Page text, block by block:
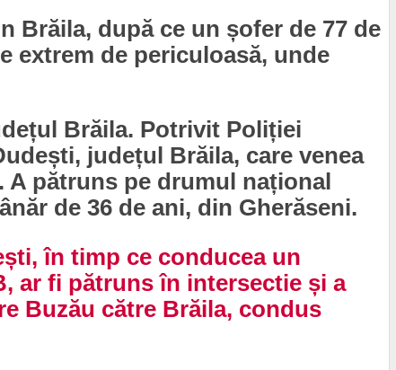
Brăila, după ce un șofer de 77 de
extrem de periculoasă, unde
Brăila. Potrivit Poliției
județul Brăila, care venea
pătruns pe drumul național
de 36 de ani, din Gherăseni.
în timp ce conducea un
ar fi pătruns în intersectie și a
Buzău către Brăila, condus